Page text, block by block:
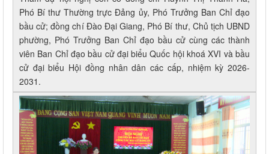
Phó Bí thư Thường trực Đảng ủy, Phó Trưởng Ban Chỉ đạo
bầu cử; đồng chí Đào Đại Giang, Phó Bí thư, Chủ tịch UBND
phường, Phó Trưởng Ban Chỉ đạo bầu cử cùng các thành
viên Ban Chỉ đạo bầu cử đại biểu Quốc hội khoá XVI và bầu
cử đại biểu Hội đồng nhân dân các cấp, nhiệm kỳ 2026-
2031.